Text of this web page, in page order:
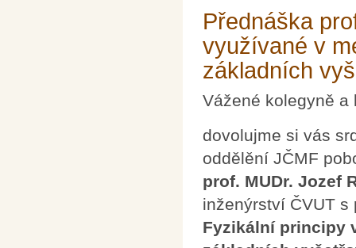
Přednáška
využívané v
základních
Vážené kolegyně a
dovolujme si vás
oddělění JČMF
prof. MUDr. Jozef
inženýrství ČVUT s
Fyzikální principy